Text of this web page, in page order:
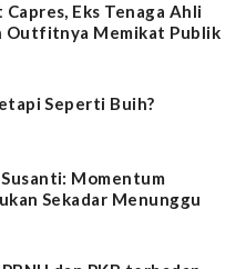
Eks Tenaga Ahli
Outfitnya Memikat Publik
Seperti Buih?
Momentum
Sekadar Menunggu